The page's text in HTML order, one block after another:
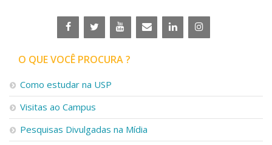
O QUE VOCÊ PROCURA ?
Como estudar na USP
Visitas ao Campus
Pesquisas Divulgadas na Mídia